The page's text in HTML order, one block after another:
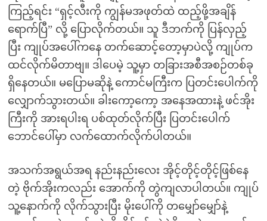
ကြည့်ရင်း “ရှင့်လီးကို ကျွန်မအဖုတ်ထဲ ထည့်ဖို့အချိန်
ရောက်ပြီ” လို့ ပြောလိုက်တယ်။ သူ ဒီဘက်ကို ပြန်လှည့်
ပြီး ကျုပ်အပေါ်ကနေ တက်ဆောင့်တော့မှာပဲလို့ ကျုပ်က
ထင်လိုက်မိတာဗျ။ ဒါပေမဲ့ သူ့မှာ တခြားအစီအစဉ်တစ်ခု
ရှိနေတယ်။ မပြောမဆိုနဲ့ ကောင်မကြီးက ပြတင်းပေါက်ကို
လျှောက်သွားတယ်။ ခါးကော့ကော့ အနေအထားနဲ့ ဖင်အိုး
ကြီးကို အားရပါးရ ပစ်ထုတ်လိုက်ပြီး ပြတင်းပေါက်
ဘောင်ပေါ်မှာ လက်ထောက်လိုက်ပါတယ်။
အသက်အရွယ်အရ နည်းနည်းလေး အိုင့်တိုင့်တိုင့်ဖြစ်နေ
တဲ့ ဗိုက်အိုးကလည်း အောက်ကို တွဲကျလာပါတယ်။ ကျုပ်
သူ့နောက်ကို လိုက်သွားပြီး မိုးပေါ်ကို တမျှော်မျှော်နဲ့